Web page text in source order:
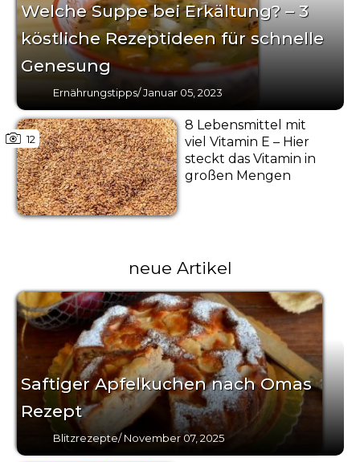
Welche Suppe bei Erkältung? – 3
köstliche Rezeptideen für schnelle
Genesung
Ernährungstipps/Januar 05, 2023
12
8 Lebensmittel mit
viel Vitamin E – Hier
steckt das Vitamin in
großen Mengen
neue Artikel
Saftiger Apfelkuchen nach Omas
Rezept
Blitzrezepte/November 07, 2025